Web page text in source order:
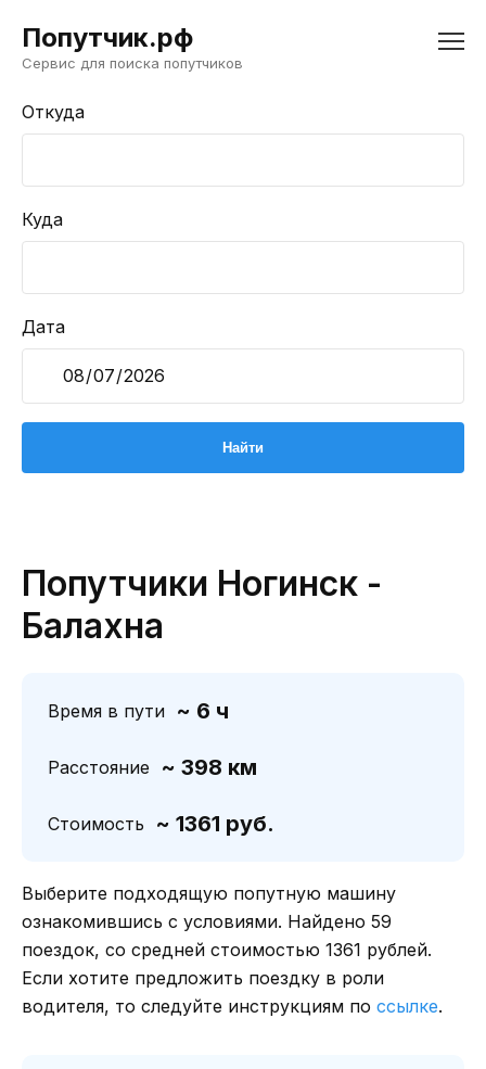
Попутчик.рф
Сервис для поиска попутчиков
Откуда
Куда
Дата
Попутчики Ногинск -
Балахна
Время в пути ~ 6 ч
Расстояние ~ 398 км
Стоимость ~ 1361 руб.
Выберите подходящую попутную машину
ознакомившись с условиями. Найдено 59
поездок, со средней стоимостью 1361 рублей.
Если хотите предложить поездку в роли
водителя, то следуйте инструкциям по ссылке.